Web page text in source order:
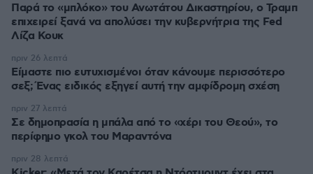
Παρά το «μπλόκο» του Ανωτάτου Δικαστηρίου, ο Τραμπ
επιχειρεί ξανά να απολύσει την κυβερνήτρια της Fed
Λίζα Κουκ
Είμαστε πιο ευτυχισμένοι όταν κάνουμε περισσότερο
σεξ; Ένας ειδικός εξηγεί αυτή την αμφίδρομη σχέση
πριν 26 λεπτά
Σε δημοπρασία η μπάλα από το «χέρι του Θεού», το
περίφημο γκολ του Μαραντόνα
πριν 27 λεπτά
πριν 28 λεπτά